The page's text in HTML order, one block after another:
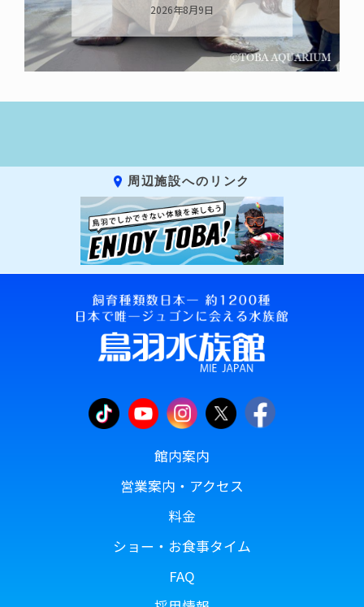
2026年8月8日
周辺施設へのリンク
館内案内
営業案内・アクセス
料金
ショー・お食事タイム
FAQ